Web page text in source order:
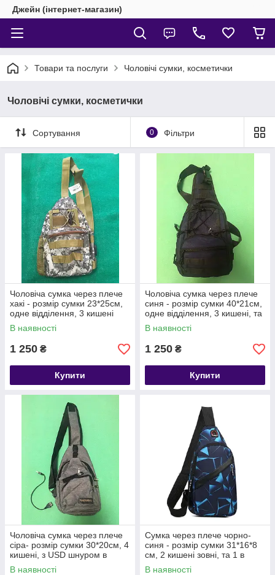
Джейн (інтернет-магазин)
Товари та послуги Чоловічі сумки, косметички
Чоловічі сумки, косметички
Сортування 0 Фільтри
Чоловіча сумка через плече
хакі - розмір сумки 23*25см,
одне відділення, 3 кишені
В наявності
1 250 ₴
Купити
Чоловіча сумка через плече
синя - розмір сумки 40*21см,
одне відділення, 3 кишені, та
2 бокові кішені
В наявності
1 250 ₴
Купити
Чоловіча сумка через плече
сіра- розмір сумки 30*20см, 4
кишені, з USD шнуром в
комплекті
В наявності
Сумка через плече чорно-
синя - розмір сумки 31*16*8
см, 2 кишені зовні, та 1 в
середині
В наявності